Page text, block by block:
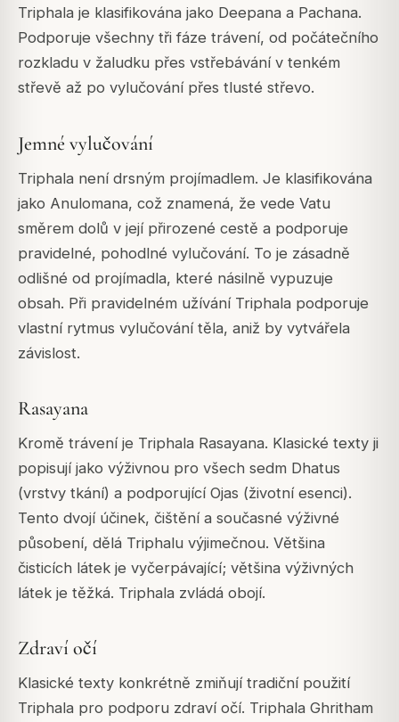
Triphala je klasifikována jako Deepana a Pachana.
Podporuje všechny tři fáze trávení, od počátečního
rozkladu v žaludku přes vstřebávání v tenkém
střevě až po vylučování přes tlusté střevo.
Jemné vylučování
Triphala není drsným projímadlem. Je klasifikována
jako Anulomana, což znamená, že vede Vatu
směrem dolů v její přirozené cestě a podporuje
pravidelné, pohodlné vylučování. To je zásadně
odlišné od projímadla, které násilně vypuzuje
obsah. Při pravidelném užívání Triphala podporuje
vlastní rytmus vylučování těla, aniž by vytvářela
závislost.
Rasayana
Kromě trávení je Triphala Rasayana. Klasické texty ji
popisují jako výživnou pro všech sedm Dhatus
(vrstvy tkání) a podporující Ojas (životní esenci).
Tento dvojí účinek, čištění a současné výživné
působení, dělá Triphalu výjimečnou. Většina
čisticích látek je vyčerpávající; většina výživných
látek je těžká. Triphala zvládá obojí.
Zdraví očí
Klasické texty konkrétně zmiňují tradiční použití
Triphala pro podporu zdraví očí. Triphala Ghritham